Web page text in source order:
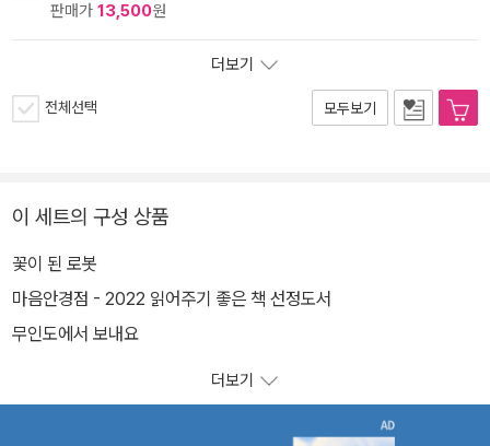
판매가 13,500원
더보기
전체선택 모두보기
이 세트의 구성 상품
꽃이 된 로봇
마음안경점 - 2022 읽어주기 좋은 책 선정도서
무인도에서 보내요
더보기